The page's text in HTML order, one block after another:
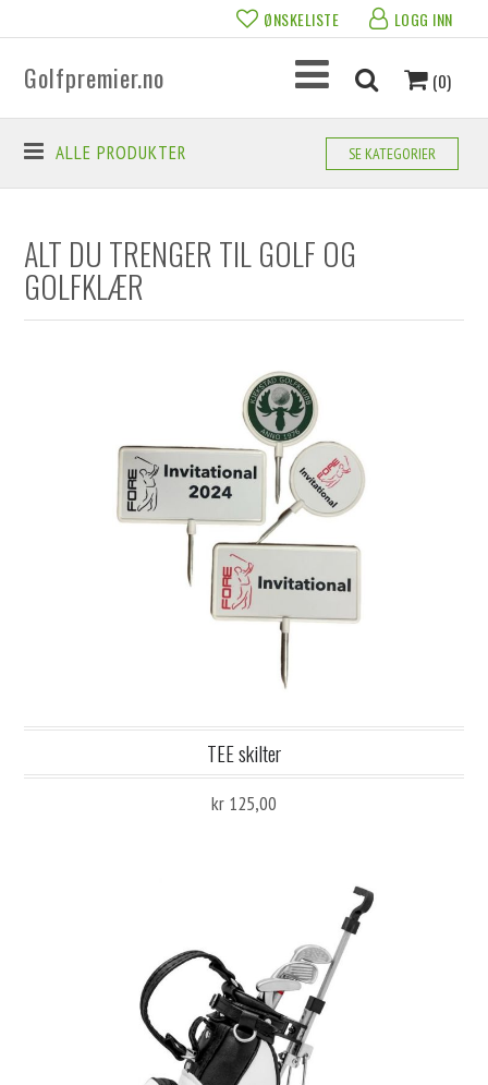
ØNSKELISTE LOGG INN
Golfpremier.no (0)
SE KATEGORIER
ALLE PRODUKTER
ALT DU TRENGER TIL GOLF OG
GOLFKLÆR
TEE skilter
kr 125,00